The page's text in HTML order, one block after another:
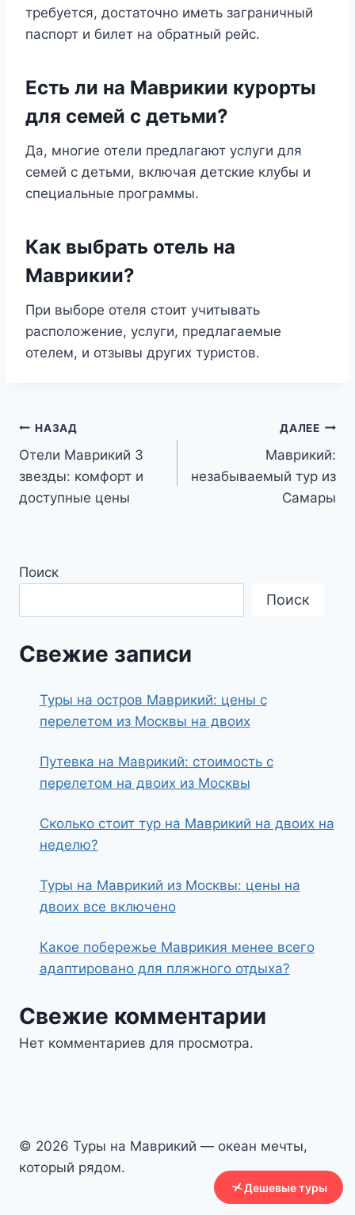
требуется, достаточно иметь заграничный
паспорт и билет на обратный рейс.
Есть ли на Маврикии курорты
для семей с детьми?
Да, многие отели предлагают услуги для
семей с детьми, включая детские клубы и
специальные программы.
Как выбрать отель на
Маврикии?
При выборе отеля стоит учитывать
расположение, услуги, предлагаемые
отелем, и отзывы других туристов.
Навигация
по
записям
НАЗАД
Отели Маврикий 3
звезды: комфорт и
доступные цены
ДАЛЕЕ
Маврикий:
незабываемый тур из
Самары
Поиск
Поиск
Свежие записи
Туры на остров Маврикий: цены с
перелетом из Москвы на двоих
Путевка на Маврикий: стоимость с
перелетом на двоих из Москвы
Сколько стоит тур на Маврикий на двоих на
неделю?
Туры на Маврикий из Москвы: цены на
двоих все включено
Какое побережье Маврикия менее всего
адаптировано для пляжного отдыха?
Свежие комментарии
Нет комментариев для просмотра.
© 2026 Туры на Маврикий — океан мечты,
который рядом.
Дешевые туры